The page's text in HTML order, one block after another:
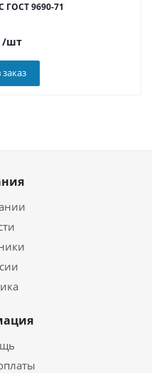
ГОСТ 9690-71
/шт